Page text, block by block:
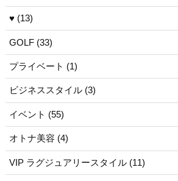
♥ (13)
GOLF (33)
プライベート (1)
ビジネススタイル (3)
イベント (55)
オトナ美容 (4)
VIP ラグジュアリースタイル (11)